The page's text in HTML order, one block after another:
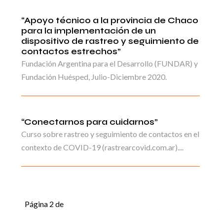
“Apoyo técnico a la provincia de Chaco
para la implementación de un
dispositivo de rastreo y seguimiento de
contactos estrechos”
Fundación Argentina para el Desarrollo (FUNDAR) y
Fundación Huésped, Julio-Diciembre 2020.
“Conectarnos para cuidarnos”
Curso sobre rastreo y seguimiento de contactos en el
contexto de COVID-19 (rastrearcovid.com.ar)....
Página 2 de